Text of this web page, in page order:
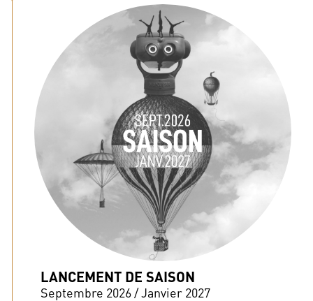
LANCEMENT DE SAISON
Septembre 2026 / Janvier 2027